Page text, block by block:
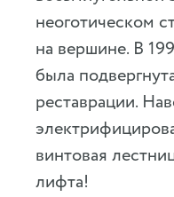
неоготическом
на вершине. В
была
реставрации.
винтовая
лифта!